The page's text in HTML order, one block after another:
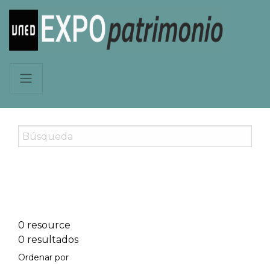
0 resource
0 resultados
Ordenar por